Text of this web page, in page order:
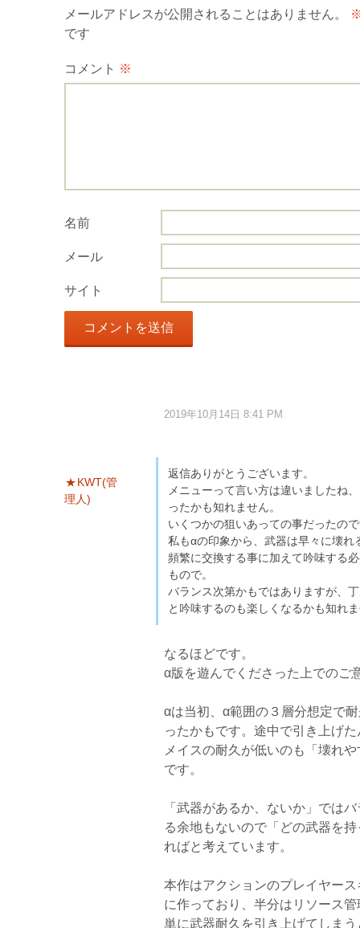
メールアドレスが公開されることはありません。
です
コメント ※
名前
メール
サイト
KWT(管
理人)
2019年10月14日 8:41 PM
返信ありがとうございます。
メニューって言い方は違いましたね
ったかも知れません。
いくつかの狙いあっての事だったの
私もαの印象から、武器は早々に壊れ
頻繁に交換する事に加えて吟味する
もので。
バランス次第かもではありますが、
と吟味するのも楽しくなるかも知れ
なるほどです。
α版を遊んでくださった上でのご
αは当初、α範囲の３層分想定で
ったかもです。途中で引き上げ
メイスの耐久が低いのも「壊れ
です。
「武器があるか、ないか」では
る余地もないので「どの武器を
ればと考えています。
本作はアクションのプレイヤー
に作っており、半分はリソース
単に武器耐久を引き上げてしま